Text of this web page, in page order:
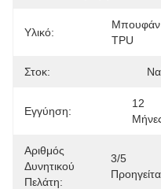
Υλικό:
Μπουφάν
TPU
Στοκ:
Εγγύηση:
12
Αριθμός
Δυνητικού
Πελάτη:
3/5